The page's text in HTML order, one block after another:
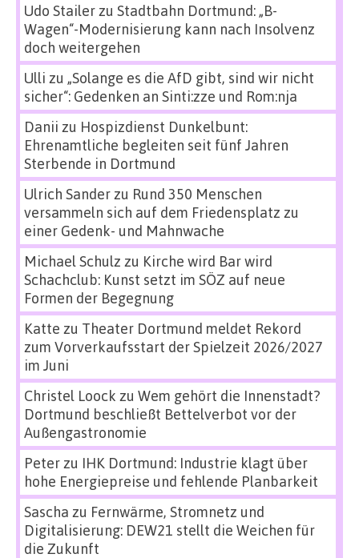
Udo Stailerzu Stadtbahn Dortmund: „B-
Wagen“-Modernisierung kann nach Insolvenz
doch weitergehen
Ulli zu „Solange es die AfD gibt, sind wir nicht
sicher“: Gedenken an Sinti:zze und Rom:nja
Danii zu Hospizdienst Dunkelbunt:
Ehrenamtliche begleiten seit fünf Jahren
Sterbende in Dortmund
Ulrich Sanderzu Rund 350 Menschen
versammeln sich auf dem Friedensplatz zu
einer Gedenk- und Mahnwache
Michael Schulz zu Kirche wird Bar wird
Schachclub: Kunst setzt im SÖZ auf neue
Formen der Begegnung
Katte zu Theater Dortmund meldet Rekord
zum Vorverkaufsstart der Spielzeit 2026/2027
im Juni
Christel Loock zu Wem gehört die Innenstadt?
Dortmund beschließt Bettelverbot vor der
Außengastronomie
Peterzu IHK Dortmund: Industrie klagt über
hohe Energiepreise und fehlende Planbarkeit
Sascha zu Fernwärme, Stromnetz und
Digitalisierung: DEW21 stellt die Weichen für
die Zukunft